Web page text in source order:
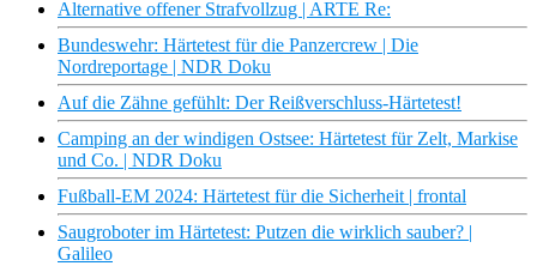
Alternative offener Strafvollzug | ARTE Re:
Bundeswehr: Härtetest für die Panzercrew | Die
Nordreportage | NDR Doku
Auf die Zähne gefühlt: Der Reißverschluss-Härtetest!
Camping an der windigen Ostsee: Härtetest für Zelt, Markise
und Co. | NDR Doku
Fußball-EM 2024: Härtetest für die Sicherheit | frontal
Saugroboter im Härtetest: Putzen die wirklich sauber? |
Galileo